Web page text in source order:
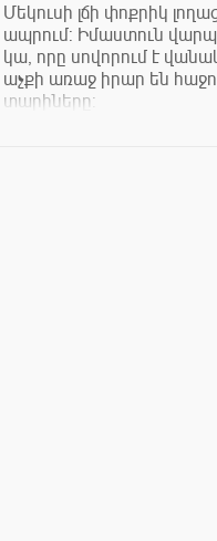
Մեկուսի լճի փոքրիկ
ապրում: Իմաստուն
կա, որը սովորում է
աչքի առաջ իրար են
տարիները: